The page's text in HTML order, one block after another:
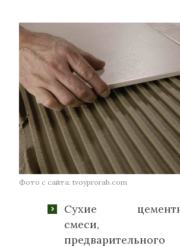
Фото с сайта: tvoyprorab.com
Сухие
смеси,
предварительного